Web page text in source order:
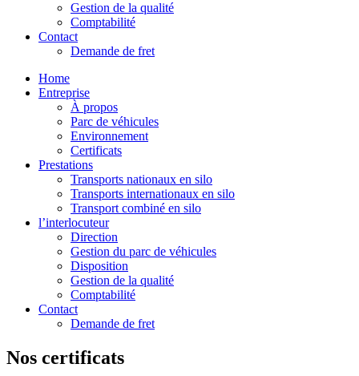
Gestion de la qualité
Comptabilité
Contact
Demande de fret
Home
Entreprise
À propos
Parc de véhicules
Environnement
Certificats
Prestations
Transports nationaux en silo
Transports internationaux en silo
Transport combiné en silo
l’interlocuteur
Direction
Gestion du parc de véhicules
Disposition
Gestion de la qualité
Comptabilité
Contact
Demande de fret
Nos certificats